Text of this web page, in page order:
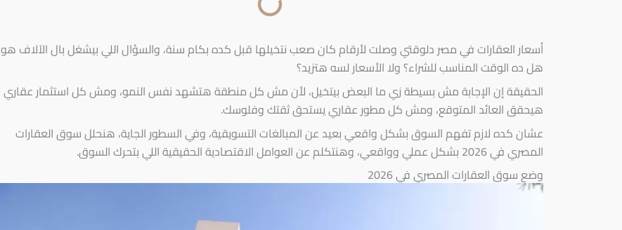
أسعار العقارات في مصر دلوقتي وصلت لأرقام كان صعب نتخيلها قبل كده بكام سنة، والسؤال اللي بيشغل بال الآلاف هو
هل ده الوقت المناسب للشراء؟ ولا الأسعار لسه هتزيد؟
الحقيقة إن الإجابة مش بسيطة زي ما البعض بيتخيل، لأن مش كل منطقة هتشهد نفس النمو، ومش كل استثمار عقاري
هيحقق العائد المتوقع، ومش كل مطور عقاري يستحق ثقتك وفلوسك.
عشان كده لازم تفهم السوق بشكل واقعي بعيد عن المبالغات التسويقية، وفي السطور الجاية، هنحلل سوق العقارات
المصري في 2026 بشكل عملي وواقعي، وهنتكلم عن العوامل الاقتصادية الحقيقية اللي بتحرك السوق.
وضع سوق العقارات المصري في 2026